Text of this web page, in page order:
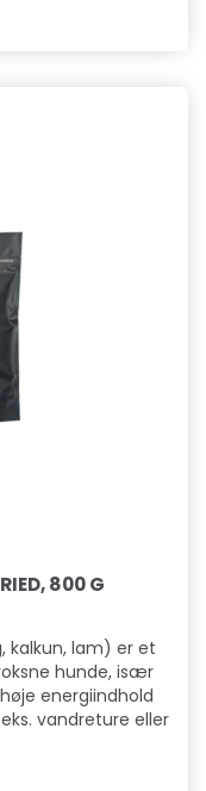
800 G
kalkun, lam) er et
hunde, især
energiindhold
vandreture eller